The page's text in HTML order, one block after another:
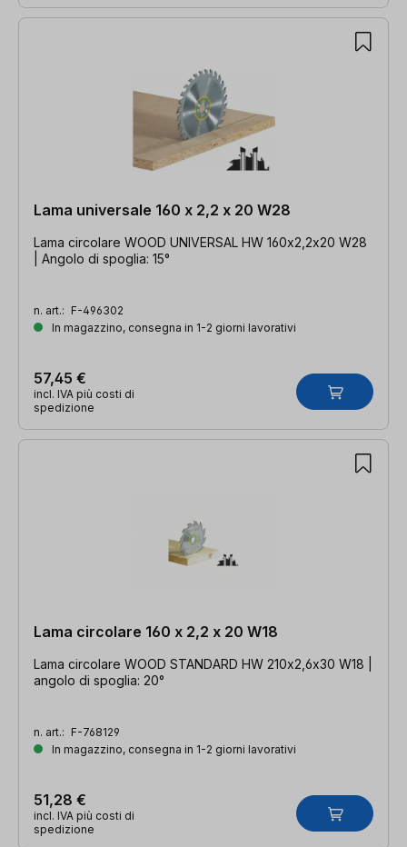
Lama universale 160 x 2,2 x 20 W28
Lama circolare WOOD UNIVERSAL HW 160x2,2x20 W28
| Angolo di spoglia: 15°
n. art.: F-496302
In magazzino, consegna in 1-2 giorni lavorativi
57,45 €
incl. IVA più costi di
spedizione
Lama circolare 160 x 2,2 x 20 W18
Lama circolare WOOD STANDARD HW 210x2,6x30 W18 |
angolo di spoglia: 20°
n. art.: F-768129
In magazzino, consegna in 1-2 giorni lavorativi
51,28 €
incl. IVA più costi di
spedizione